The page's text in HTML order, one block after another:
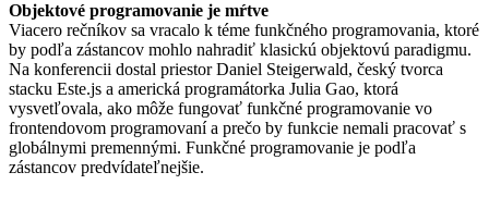
Objektové programovanie je mŕtve
Viacero rečníkov sa vracalo k téme funkčného programovania, ktoré
by podľa zástancov mohlo nahradiť klasickú objektovú paradigmu.
Na konferencii dostal priestor Daniel Steigerwald, český tvorca
stacku Este.js a americká programátorka Julia Gao, ktorá
vysvetľovala, ako môže fungovať funkčné programovanie vo
frontendovom programovaní a prečo by funkcie nemali pracovať s
globálnymi premennými. Funkčné programovanie je podľa
zástancov predvídateľnejšie.